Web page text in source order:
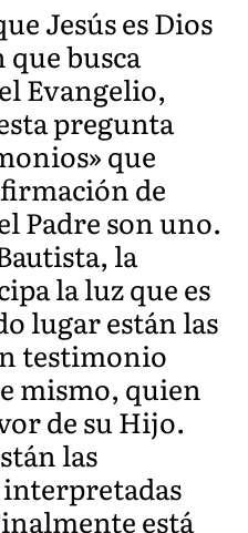
Jesús es Dios
busca
Evangelio,
pregunta
que
de
Padre son uno.
la
la luz que es
lugar están las
testimonio
mismo, quien
de su Hijo.
las
está